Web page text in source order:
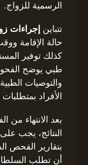
الرسمية للزواج.
تتباين إجراءات
حالة الإقامة
كذلك توفير
طبي يوضح
والتوصيات
الأفراد
بعد الانتهاء من
النتائج، يجب
بتقارير الفحص
أن تطلب